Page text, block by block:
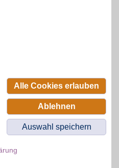
GmbH.
Alle Cookies erlauben
Ablehnen
Auswahl speichern